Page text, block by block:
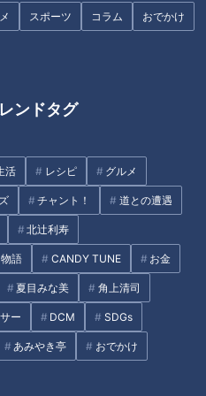
スポーツ コラム おでかけ
レンドタグ
活 レシピ グルメ
チャント！ 道との遭遇
北辻利寿
語 CANDY TUNE お金
夏目みな美 角上清司
ー DCM SDGs
あみやき亭 おでかけ
は「嘘をついて不貞行為に及ぶ
をする相当の理由があったとは
払いを命じる判決になりまし
に過失があったとしても、夫婦
当な理由があれば過失はない。
ないため、もう一度やり直すべ
のです。
ース
なかった場合は慰謝料を請求で